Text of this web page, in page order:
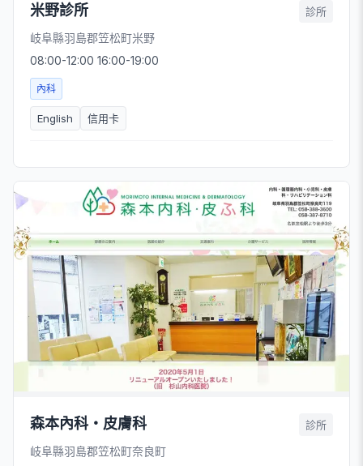
米野診所 診所
岐阜縣羽島郡笠松町米野
08:00-12:00 16:00-19:00
內科
English 信用卡
森本內科・皮膚科 診所
岐阜縣羽島郡笠松町奈良町